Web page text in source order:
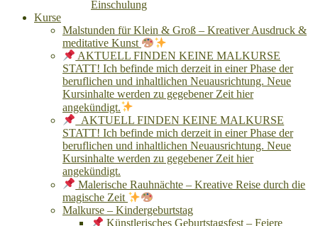
Einschulung
Kurse
Malstunden für Klein & Groß – Kreativer Ausdruck &
meditative Kunst
AKTUELL FINDEN KEINE MALKURSE
STATT! Ich befinde mich derzeit in einer Phase der
beruflichen und inhaltlichen Neuausrichtung. Neue
Kursinhalte werden zu gegebener Zeit hier
angekündigt.
AKTUELL FINDEN KEINE MALKURSE
STATT! Ich befinde mich derzeit in einer Phase der
beruflichen und inhaltlichen Neuausrichtung. Neue
Kursinhalte werden zu gegebener Zeit hier
angekündigt.
Malerische Rauhnächte – Kreative Reise durch die
magische Zeit
Malkurse – Kindergeburtstag
Künstlerisches Geburtstagsfest – Feiere